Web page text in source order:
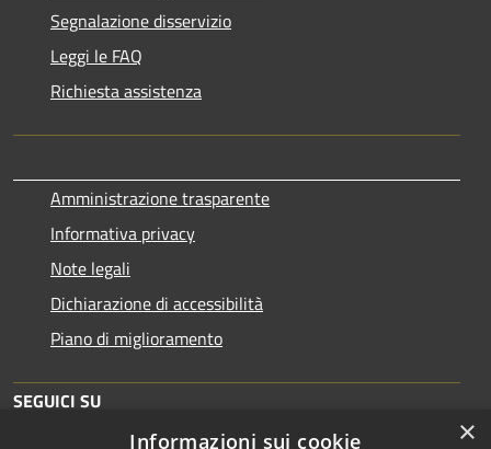
Segnalazione disservizio
Leggi le FAQ
Richiesta assistenza
Amministrazione trasparente
Informativa privacy
Note legali
Dichiarazione di accessibilità
Piano di miglioramento
SEGUICI SU
×
Informazioni sui cookie